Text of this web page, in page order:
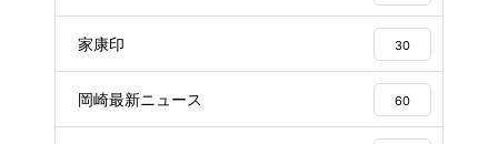
家康印 30
岡崎最新ニュース 60